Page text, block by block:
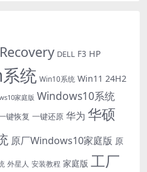
DELL F3 HP
统 Win10系统 Win11 24H2
家庭版 Windows10系统
键恢复 一键还原 华为 华硕
原厂Windows10家庭版 原
外星人 安装教程 家庭版 工厂